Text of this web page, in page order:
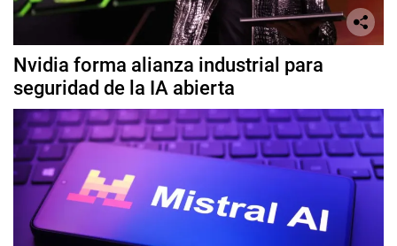
Nvidia forma alianza industrial para
seguridad de la IA abierta